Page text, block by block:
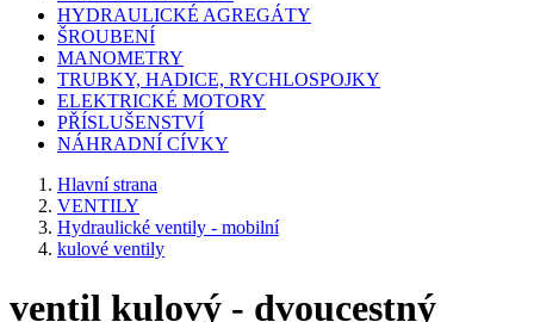
HYDRAULICKÉ AGREGÁTY
ŠROUBENÍ
MANOMETRY
TRUBKY, HADICE, RYCHLOSPOJKY
ELEKTRICKÉ MOTORY
PŘÍSLUŠENSTVÍ
NÁHRADNÍ CÍVKY
Hlavní strana
VENTILY
Hydraulické ventily - mobilní
kulové ventily
ventil kulový - dvoucestný